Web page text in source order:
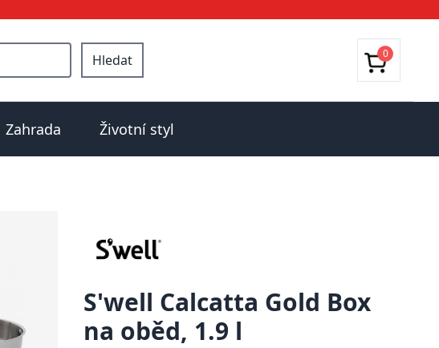
Hledat 0
Zahrada Životní styl
S'well Calcatta Gold Box
na oběd, 1.9 l